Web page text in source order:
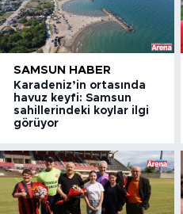
SAMSUN HABER
Karadeniz’in ortasında
havuz keyfi: Samsun
sahillerindeki koylar ilgi
görüyor